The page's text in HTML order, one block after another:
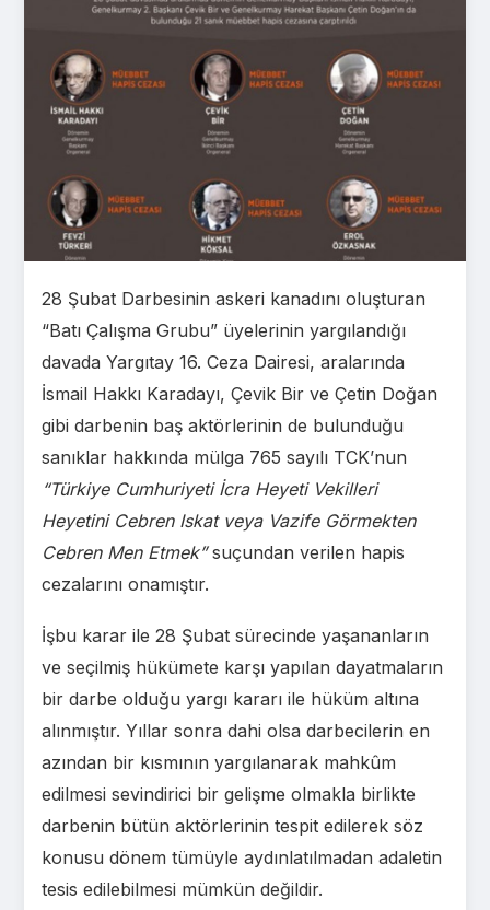
28 Şubat Darbesinin askeri kanadını oluşturan
“Batı Çalışma Grubu” üyelerinin yargılandığı
davada Yargıtay 16. Ceza Dairesi, aralarında
İsmail Hakkı Karadayı, Çevik Bir ve Çetin Doğan
gibi darbenin baş aktörlerinin de bulunduğu
sanıklar hakkında mülga 765 sayılı TCK’nun
“Türkiye Cumhuriyeti İcra Heyeti Vekilleri
Heyetini Cebren Iskat veya Vazife Görmekten
Cebren Men Etmek”suçundan verilen hapis
cezalarını onamıştır.
İşbu karar ile 28 Şubat sürecinde yaşananların
ve seçilmiş hükümete karşı yapılan dayatmaların
bir darbe olduğu yargı kararı ile hüküm altına
alınmıştır. Yıllar sonra dahi olsa darbecilerin en
azından bir kısmının yargılanarak mahkûm
edilmesi sevindirici bir gelişme olmakla birlikte
darbenin bütün aktörlerinin tespit edilerek söz
konusu dönem tümüyle aydınlatılmadan adaletin
tesis edilebilmesi mümkün değildir.